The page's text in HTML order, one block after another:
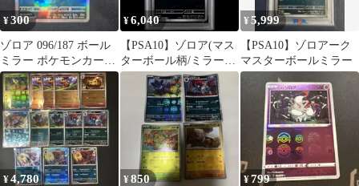
¥300
ゾロア 096/187 ボール
ミラー ポケモンカード
ゲーム BB01
¥6,040
【PSA10】ゾロア(マス
ターボール柄/ミラー仕
様) C 058/086 1枚
¥5,999
【PSA10】ゾロアーク
マスターボールミラー
¥4,780 ¥850 ¥799